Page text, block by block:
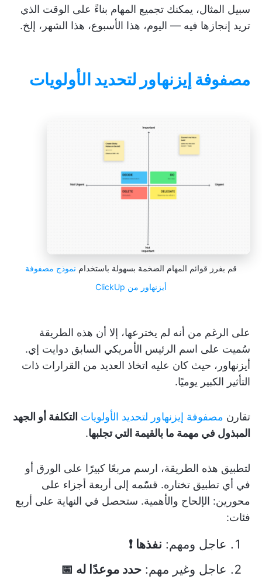
سبيل المثال، يمكنك تجميع المهام بناءً على الوقت الذي
تريد إنجازها فيه — اليوم، هذا الأسبوع، هذا الشهر، إلخ.
مصفوفة إيزنهاور لتحديد الأولويات
قم بفرز قوائم المهام الضخمة بسهولة باستخدام نموذج مصفوفة
أيزنهاور من ClickUp
على الرغم من أنه لم يخترعها، إلا أن هذه الطريقة
سُميت على اسم الرئيس الأمريكي السابق دوايت إي.
أيزنهاور، حيث كان عليه اتخاذ العديد من القرارات ذات
التأثير الكبير يوميًا.
تقارن مصفوفة إيزنهاور لتحديد الأولويات التكلفة أو الجهد
المبذول في مهمة ما بالقيمة التي تجلبها.
لتطبيق هذه الطريقة، ارسم مربعًا كبيرًا على الورق أو
في أي تطبيق تختاره. قسّمه إلى أربعة أجزاء على
محورين: الإلحاح والأهمية. ستحصل في النهاية على أربع
فئات:
عاجل ومهم: نفذها ❗
عاجل وغير مهم: حدد موعدًا له 📅